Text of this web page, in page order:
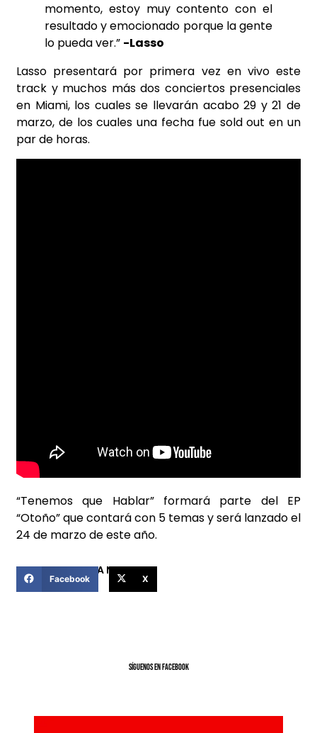
momento, estoy muy contento con el
resultado y emocionado porque la gente
lo pueda ver.” -Lasso
Lasso presentará por primera vez en vivo este
track y muchos más dos conciertos presenciales
en Miami, los cuales se llevarán acabo 29 y 21 de
marzo, de los cuales una fecha fue sold out en un
par de horas.
“Tenemos que Hablar” formará parte del EP
“Otoño” quecontarácon 5 temasy será lanzado el
24 de marzo de este año.
COMPARTIR ESTA NOTICIA
Facebook X
SíGUENOS EN FACEBOOK